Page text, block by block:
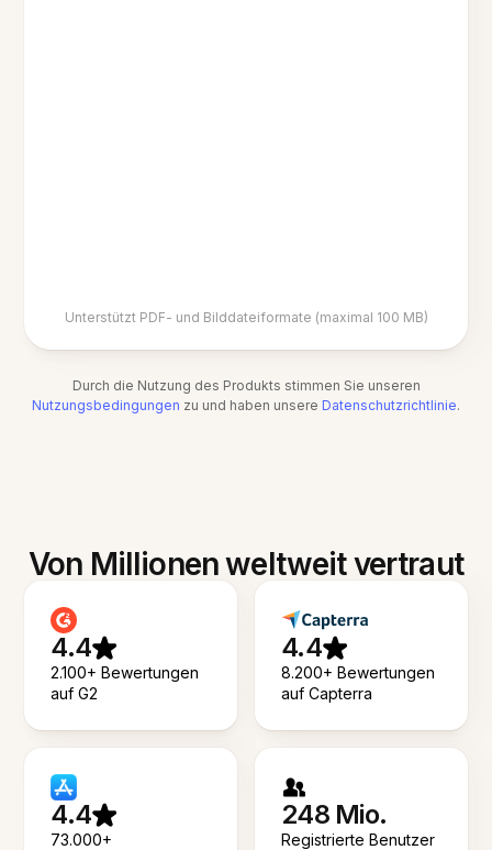
Unterstützt PDF- und Bilddateiformate (maximal 100 MB)
Durch die Nutzung des Produkts stimmen Sie unseren
Nutzungsbedingungen zu und haben unsere Datenschutzrichtlinie.
Von Millionen weltweit vertraut
4.4
2.100+ Bewertungen
auf G2
4.4
8.200+ Bewertungen
auf Capterra
4.4
73.000+
248 Mio.
Registrierte Benutzer